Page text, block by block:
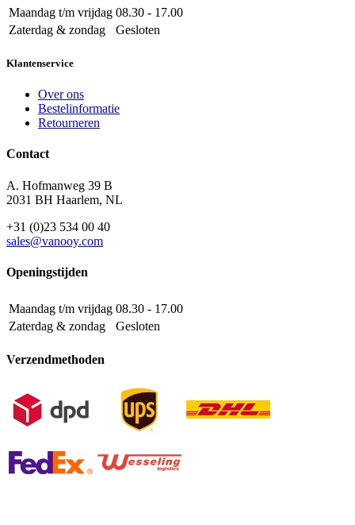
Maandag t/m vrijdag 08.30 - 17.00
Zaterdag & zondag
Gesloten
Klantenservice
Over ons
Bestelinformatie
Retourneren
Contact
A. Hofmanweg 39 B
2031 BH Haarlem, NL
+31 (0)23 534 00 40
sales@vanooy.com
Openingstijden
Maandag t/m vrijdag 08.30 - 17.00
Zaterdag & zondag
Gesloten
Verzendmethoden